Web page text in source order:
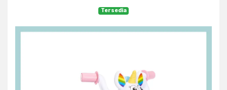
Tersedia